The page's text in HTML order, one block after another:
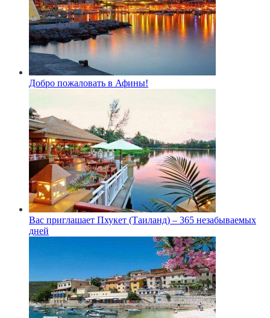
Добро пожаловать в Афины!
Вас приглашает Пхукет (Таиланд) – 365 незабываемых
дней